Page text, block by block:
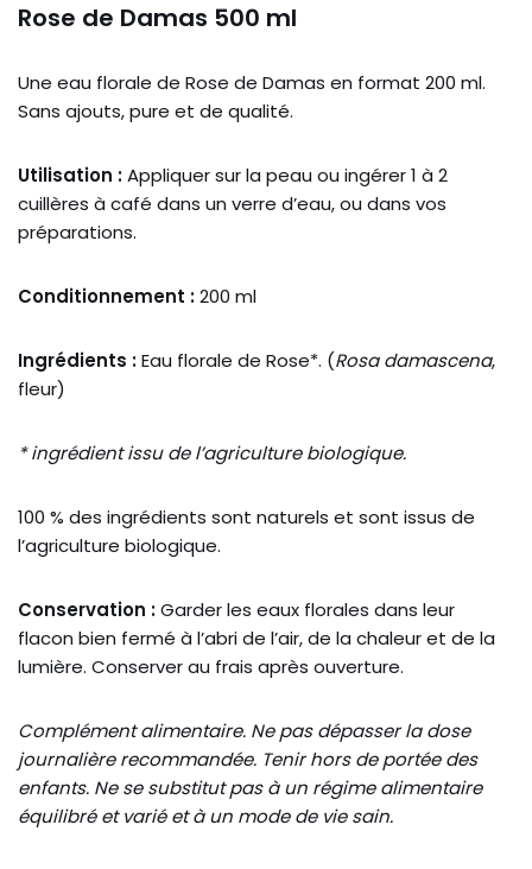
Rose de Damas 500 ml
Une eau florale de Rose de Damas en format 200 ml.
Sans ajouts, pure et de qualité.
Utilisation :Appliquer sur la peau ou ingérer 1 à 2
cuillères à café dans un verre d’eau, ou dans vos
préparations.
Conditionnement :200 ml
Ingrédients :Eau florale de Rose*. (Rosa damascena,
fleur)
* ingrédient issu de l’agriculture biologique.
100 % des ingrédients sont naturels et sont issus de
l’agriculture biologique.
Conservation :Garder les eaux florales dans leur
flacon bien fermé à l’abri de l’air, de la chaleur et de la
lumière. Conserver au frais après ouverture.
Complément alimentaire. Ne pas dépasser la dose
journalière recommandée. Tenir hors de portée des
enfants. Ne se substitut pas à un régime alimentaire
équilibré et varié et à un mode de vie sain.